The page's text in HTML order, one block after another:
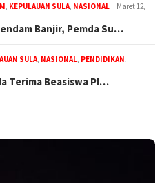
KEPULAUAN SULA NASIONAL
Maret 12,
Banjir, Pemda Su…
SULA NASIONAL PENDIDIKAN
Terima Beasiswa PI…